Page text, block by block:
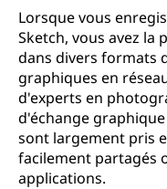
Lorsque vous
Sketch, vous avez la
dans divers formats
graphiques en
d'experts en
d'échange
sont largement pris
facilement partagés
applications.